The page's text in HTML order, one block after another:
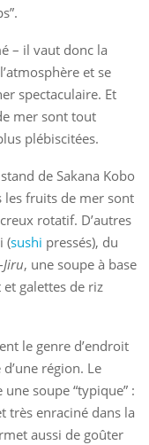
– il vaut donc la
et se
spectaculaire. Et
mer sont tout
plébiscitées.
de Sakana Kobo
les fruits de mer sont
rotatif. D’autres
(sushi pressés), du
, une soupe à base
galettes de riz
le genre d’endroit
région. Le
soupe “typique” :
très enraciné dans la
aussi de goûter